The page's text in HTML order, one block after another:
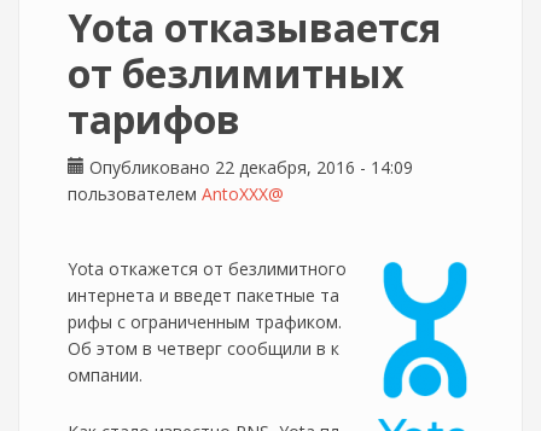
Yota отказывается
от безлимитных
тарифов
Опубликовано 22 декабря, 2016 - 14:09
пользователем AntoXXX@
Yota откажется от безлимитного
интернета и введет пакетные та
рифы с ограниченным трафиком.
Об этом в четверг сообщили в к
омпании.